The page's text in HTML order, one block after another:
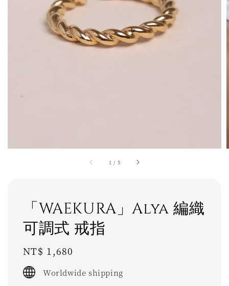
1 / 5
「WAEKURA」Alya 編織
可調式 戒指
Regular
price
NT$ 1,680
Worldwide shipping